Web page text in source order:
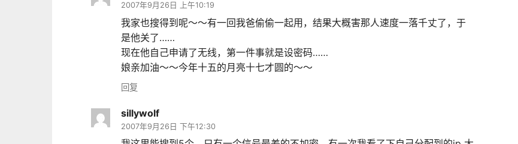
2007年9月26日 上午10:19
我家也搜得到呢～～有一回我爸偷偷一起用，结果大概害那人速度一落千丈了，于
是他关了……
现在他自己申请了无线，第一件事就是设密码……
娘亲加油～～今年十五的月亮十七才圆的～～
回复
sillywolf
2007年9月26日 下午12:30